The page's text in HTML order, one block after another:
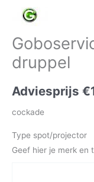
druppel
Adviesprijs €
cockade
Type spot/projector
Geef hier je merk en